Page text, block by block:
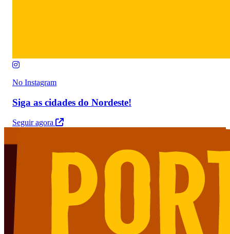
No Instagram
Siga as cidades do Nordeste!
Seguir agora